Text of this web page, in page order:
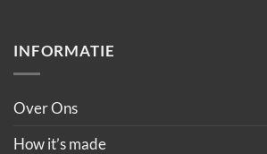
INFORMATIE
Over Ons
How it’s made